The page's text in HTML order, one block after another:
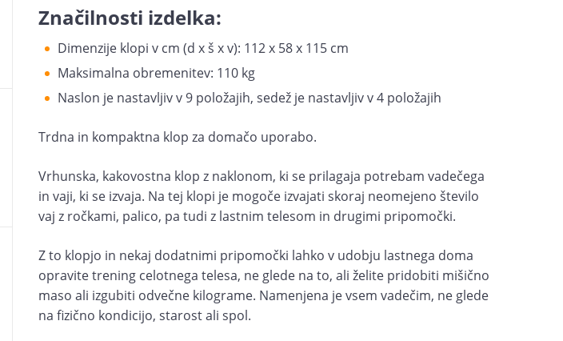
Značilnosti izdelka:
Dimenzije klopi v cm (d x š x v): 112 x 58 x 115 cm
Maksimalna obremenitev: 110 kg
Naslon je nastavljiv v 9 položajih, sedež je nastavljiv v 4 položajih
Trdna in kompaktna klop za domačo uporabo.
Vrhunska, kakovostna klop z naklonom, ki se prilagaja potrebam vadečega
in vaji, ki se izvaja. Na tej klopi je mogoče izvajati skoraj neomejeno število
vaj z ročkami, palico, pa tudi z lastnim telesom in drugimi pripomočki.
Z to klopjo in nekaj dodatnimi pripomočki lahko v udobju lastnega doma
opravite trening celotnega telesa, ne glede na to, ali želite pridobiti mišično
maso ali izgubiti odvečne kilograme. Namenjena je vsem vadečim, ne glede
na fizično kondicijo, starost ali spol.